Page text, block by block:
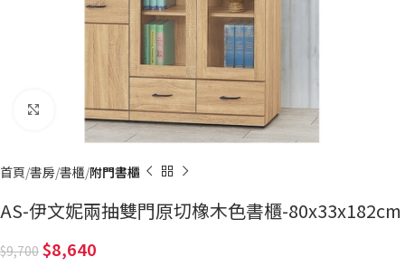
Click to enlarge
首頁 書房 書櫃 附門書櫃
AS-伊文妮兩抽雙門原切橡木色書櫃-80x33x182cm
9,700 8,640